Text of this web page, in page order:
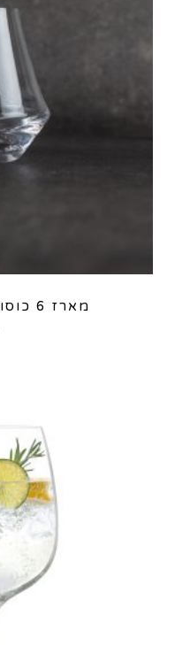
מארז 6 כוסות לוויסקי / קוקטייל